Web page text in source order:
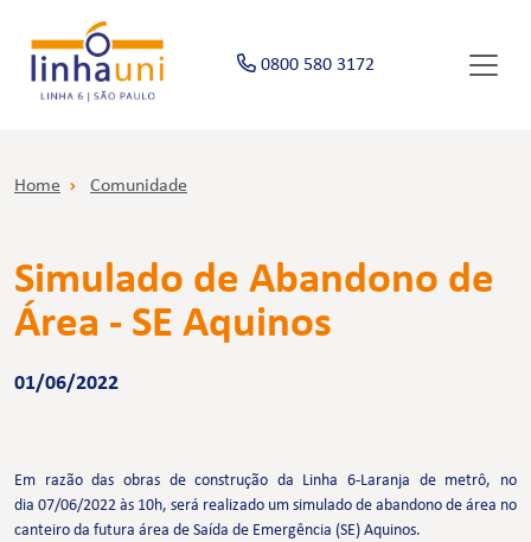
0800 580 3172
Home Comunidade
Simulado de Abandono de
Área - SE Aquinos
01/06/2022
Em razão das obras de construção da Linha 6-Laranja de metrô, no
dia 07/06/2022 às 10h, será realizado um simulado de abandono de área no
canteiro da futura área de Saída de Emergência (SE) Aquinos.